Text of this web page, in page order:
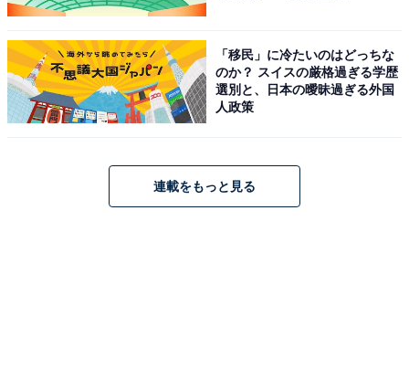
「移民」に冷たいのはどっちな
のか？ スイスの厳格過ぎる学歴
選別と、日本の曖昧過ぎる外国
人政策
連載をもっと見る